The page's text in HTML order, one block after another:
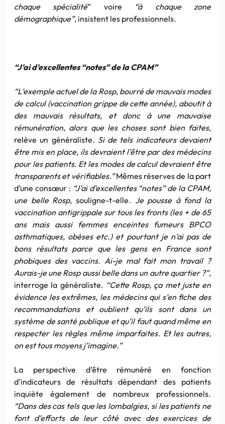
chaque spécialité” voire
“à chaque zone
démographique”, insistent les professionnels.
“J’ai d’excellentes “notes” de la CPAM”
“L’exemple actuel de la Rosp, bourré de mauvais modes
de calcul (vaccination grippe de cette année), aboutit à
des mauvais résultats, et donc à une mauvaise
rémunération, alors que les choses sont bien faites,
relève un généraliste. Si de tels indicateurs devaient
être mis en place, ils devraient l’être par des médecins
pour les patients. Et les modes de calcul devraient être
transparents et vérifiables.”Mêmes réserves de la part
d’une consœur : “J’ai d’excellentes “notes” de la CPAM,
une belle Rosp, souligne-t-elle. Je pousse à fond la
vaccination antigrippale sur tous les fronts (les + de 65
ans mais aussi femmes enceintes fumeurs BPCO
asthmatiques, obèses etc.) et pourtant je n’ai pas de
bons résultats parce que les gens en France sont
phobiques des vaccins. Ai-je mal fait mon travail ?
Aurais-je une Rosp aussi belle dans un autre quartier ?”,
interroge la généraliste. “Cette Rosp, ça met juste en
évidence les extrêmes, les médecins qui s’en fiche des
recommandations et oublient qu’ils sont dans un
système de santé publique et qu’il faut quand même en
respecter les règles même imparfaites. Et les autres,
on est tous moyens j’imagine.”
La perspective d’être rémunéré en fonction
d’indicateurs de résultats dépendant des patients
inquiète également de nombreux professionnels.
“Dans des cas tels que les lombalgies, si les patients ne
font d’efforts de leur côté avec des exercices de